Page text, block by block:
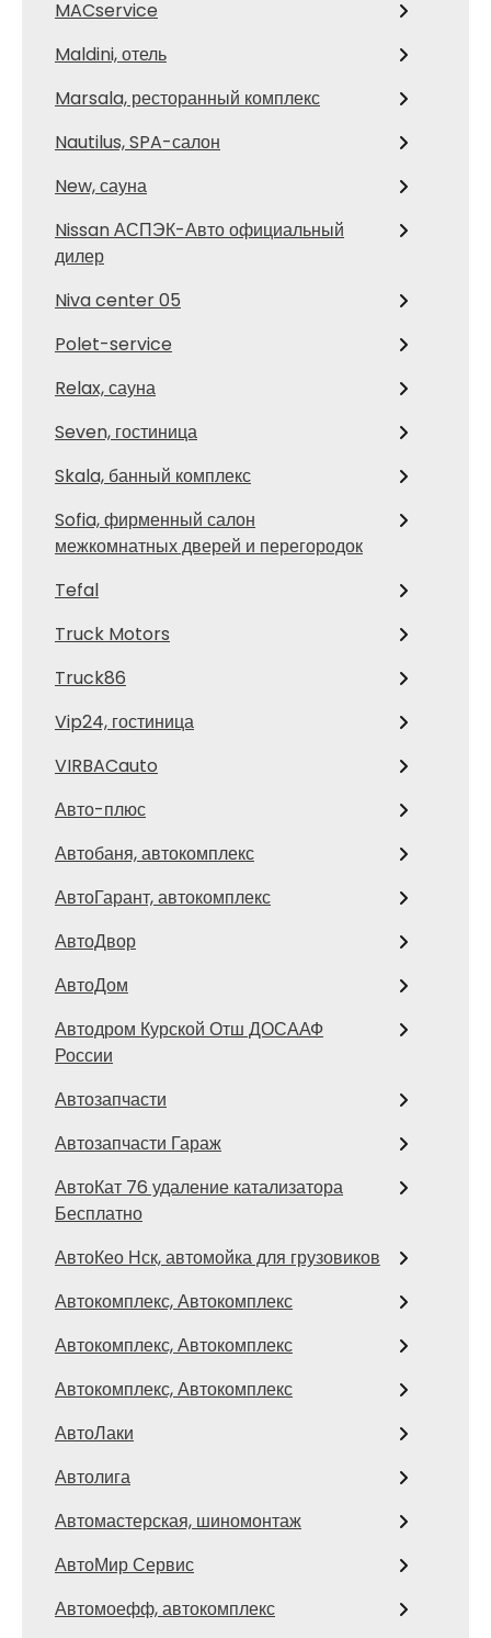
MACservice
Maldini, отель
Marsala, ресторанный комплекс
Nautilus, SPA-салон
New, сауна
Nissan АСПЭК-Авто официальный
дилер
Niva center 05
Polet-service
Relax, сауна
Seven, гостиница
Skala, банный комплекс
Sofia, фирменный салон
межкомнатных дверей и перегородок
Tefal
Truck Motors
Truck86
Vip24, гостиница
VIRBACauto
Авто-плюс
Автобаня, автокомплекс
АвтоГарант, автокомплекс
АвтоДвор
АвтоДом
Автодром Курской Отш ДОСААФ
России
Автозапчасти
Автозапчасти Гараж
АвтоКат 76 удаление катализатора
Бесплатно
АвтоКео Нск, автомойка для грузовиков
Автокомплекс, Автокомплекс
Автокомплекс, Автокомплекс
Автокомплекс, Автокомплекс
АвтоЛаки
Автолига
Автомастерская, шиномонтаж
АвтоМир Сервис
Автомоефф, автокомплекс